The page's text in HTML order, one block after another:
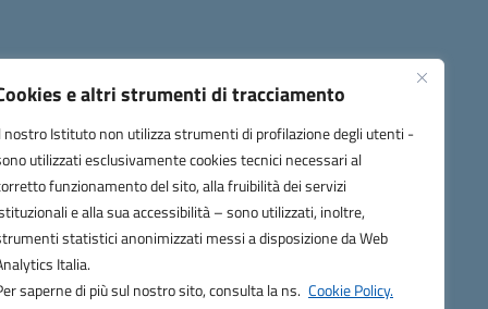
e altri strumenti di tracciamento
nostro Istituto non utilizza strumenti di profilazione degli utenti -
utilizzati esclusivamente cookies tecnici necessari al
funzionamento del sito, alla fruibilità dei servizi
e alla sua accessibilità – sono utilizzati, inoltre,
statistici anonimizzati messi a disposizione da Web
Italia.
saperne di più sul nostro sito, consulta la ns. Cookie Policy.